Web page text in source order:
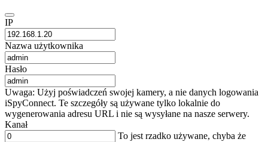
IP
Nazwa użytkownika
Hasło
Uwaga: Użyj poświadczeń swojej kamery, a nie danych logowania
iSpyConnect. Te szczegóły są używane tylko lokalnie do
wygenerowania adresu URL i nie są wysyłane na nasze serwery.
Kanał
To jest rzadko używane, chyba że